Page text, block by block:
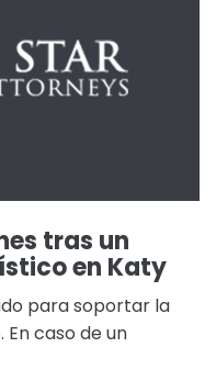
tras un
en Katy
para soportar la
caso de un